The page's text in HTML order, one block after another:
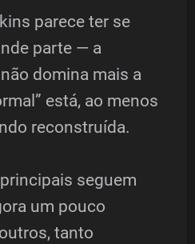
parece ter se
parte — a
domina mais a
está, ao menos
reconstruída.
seguem
um pouco
tanto